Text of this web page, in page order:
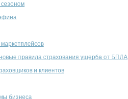
правила страхования ущерба от БПЛА
и клиентов
бизнеса